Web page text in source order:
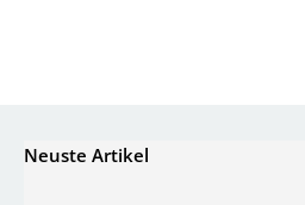
Neuste Artikel